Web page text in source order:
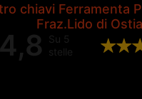
chiavi Ferramenta
Fraz.Lido di Ostia
4,8
Su 5
stelle